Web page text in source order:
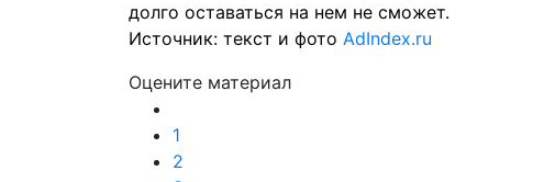
долго оставаться на нем не сможет.
Источник: текст и фото AdIndex.ru
Оцените материал
1
2